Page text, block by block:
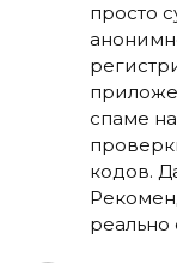
просто
спаме
кодов.
реально